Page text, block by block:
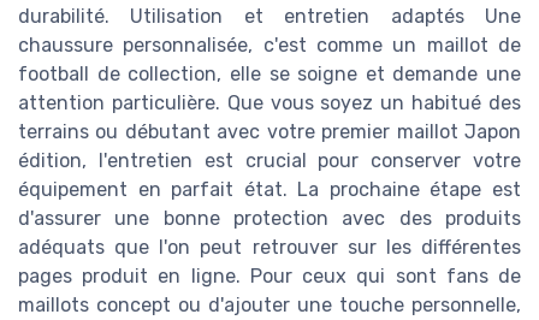
durabilité. Utilisation et entretien adaptés Une
chaussure personnalisée, c'est comme un maillot de
football de collection, elle se soigne et demande une
attention particulière. Que vous soyez un habitué des
terrains ou débutant avec votre premier maillot Japon
édition, l'entretien est crucial pour conserver votre
équipement en parfait état. La prochaine étape est
d'assurer une bonne protection avec des produits
adéquats que l'on peut retrouver sur les différentes
pages produit en ligne. Pour ceux qui sont fans de
maillots concept ou d'ajouter une touche personnelle,